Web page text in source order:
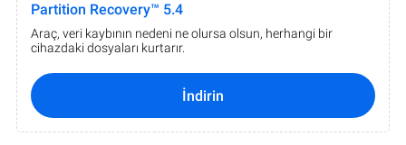
Partition Recovery™ 5.4
Araç, veri kaybının nedeni ne olursa olsun, herhangi bir
cihazdaki dosyaları kurtarır.
İndirin